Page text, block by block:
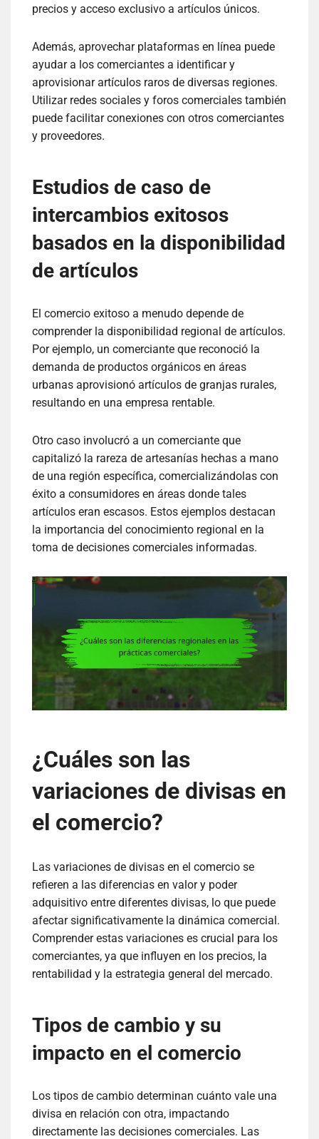
precios y acceso exclusivo a artículos únicos.
Además, aprovechar plataformas en línea puede
ayudar a los comerciantes a identificar y
aprovisionar artículos raros de diversas regiones.
Utilizar redes sociales y foros comerciales también
puede facilitar conexiones con otros comerciantes
y proveedores.
Estudios de caso de
intercambios exitosos
basados en la disponibilidad
de artículos
El comercio exitoso a menudo depende de
comprender la disponibilidad regional de artículos.
Por ejemplo, un comerciante que reconoció la
demanda de productos orgánicos en áreas
urbanas aprovisionó artículos de granjas rurales,
resultando en una empresa rentable.
Otro caso involucró a un comerciante que
capitalizó la rareza de artesanías hechas a mano
de una región específica, comercializándolas con
éxito a consumidores en áreas donde tales
artículos eran escasos. Estos ejemplos destacan
la importancia del conocimiento regional en la
toma de decisiones comerciales informadas.
¿Cuáles son las
variaciones de divisas en
el comercio?
Las variaciones de divisas en el comercio se
refieren a las diferencias en valor y poder
adquisitivo entre diferentes divisas, lo que puede
afectar significativamente la dinámica comercial.
Comprender estas variaciones es crucial para los
comerciantes, ya que influyen en los precios, la
rentabilidad y la estrategia general del mercado.
Tipos de cambio y su
impacto en el comercio
Los tipos de cambio determinan cuánto vale una
divisa en relación con otra, impactando
directamente las decisiones comerciales. Las